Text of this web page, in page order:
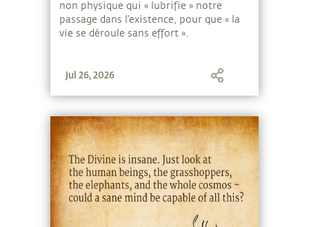
non physique qui « lubrifie » notre
passage dans l’existence, pour que « la
vie se déroule sans effort ».
Jul 26, 2026